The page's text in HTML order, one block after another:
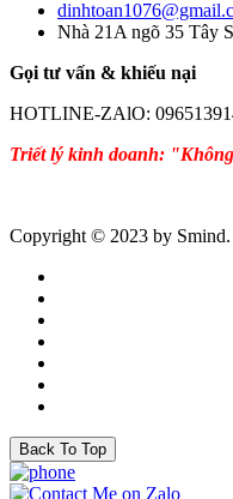
Nhà 21A ngõ 35 Tây
Gọi tư vấn & khiếu nại
HOTLINE-ZAlO:
Triết lý kinh doanh:
Copyright © 2023 by
Back To Top